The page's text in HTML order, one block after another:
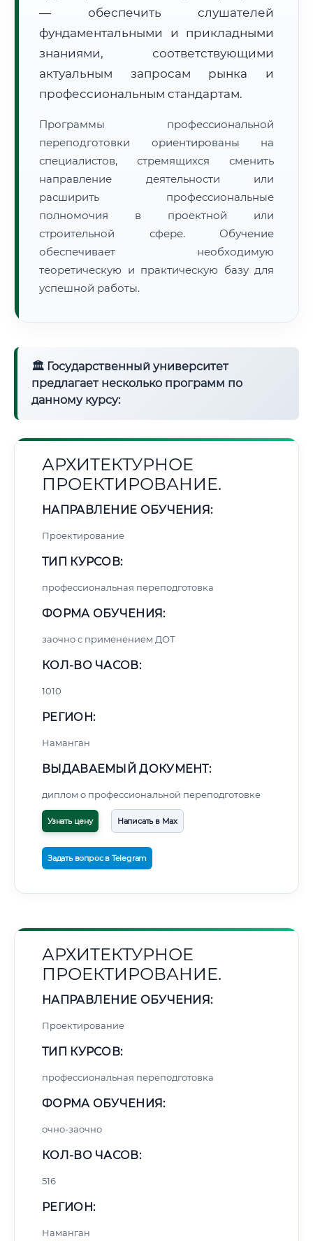
• Маршрут транзита:~1 767 км
📜 Документы и аккредитация ФИС ФРДО
Нажмите на документ для увеличения и просмотра
— обеспечить слушателей
фундаментальными и прикладными
знаниями, соответствующими
актуальным запросам рынка и
профессиональным стандартам.
Программы профессиональной
переподготовки ориентированы на
специалистов, стремящихся сменить
направление деятельности или
расширить профессиональные
полномочия в проектной или
строительной сфере. Обучение
обеспечивает необходимую
теоретическую и практическую базу для
успешной работы.
🏛 Государственный университет
предлагает несколько программ по
данному курсу:
АРХИТЕКТУРНОЕ
ПРОЕКТИРОВАНИЕ.
НАПРАВЛЕНИЕ ОБУЧЕНИЯ:
Проектирование
ТИП КУРСОВ:
профессиональная переподготовка
ФОРМА ОБУЧЕНИЯ:
заочно с применением ДОТ
КОЛ-ВО ЧАСОВ:
1010
РЕГИОН:
Наманган
ВЫДАВАЕМЫЙ ДОКУМЕНТ:
диплом о профессиональной переподготовке
Узнать цену Написать в Max
Задать вопрос в Telegram
АРХИТЕКТУРНОЕ
ПРОЕКТИРОВАНИЕ.
НАПРАВЛЕНИЕ ОБУЧЕНИЯ:
Проектирование
ТИП КУРСОВ:
профессиональная переподготовка
ФОРМА ОБУЧЕНИЯ:
очно-заочно
КОЛ-ВО ЧАСОВ:
516
РЕГИОН:
Наманган